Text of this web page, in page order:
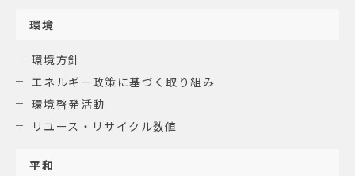
環境
環境方針
エネルギー政策に基づく取り組み
環境啓発活動
リユース・リサイクル数値
平和